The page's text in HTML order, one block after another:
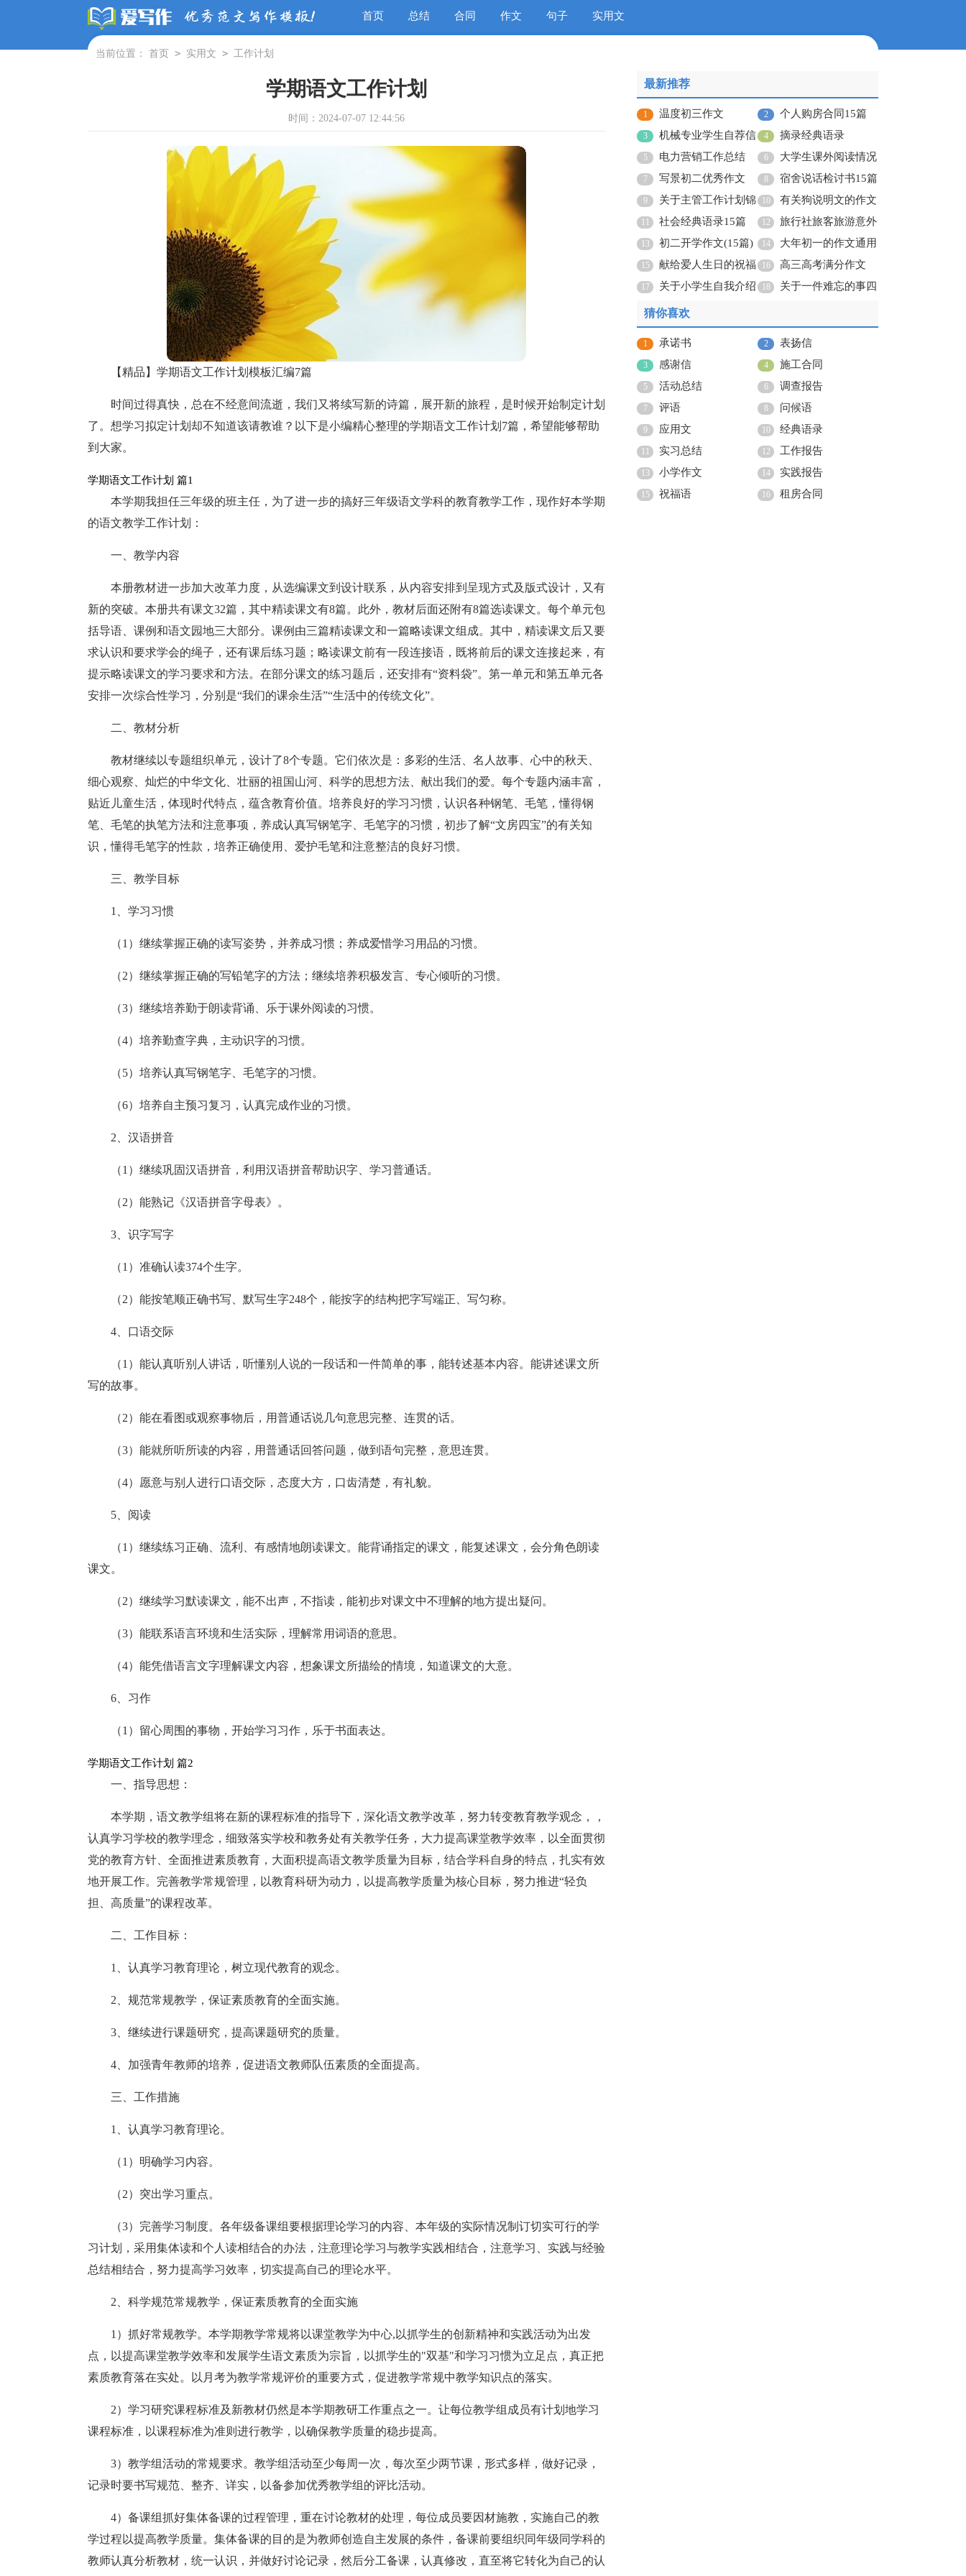
首页 总结 合同 作文 句子 实用文
当前位置： 首页 > 实用文 > 工作计划
学期语文工作计划
时间：2024-07-07 12:44:56
【精品】学期语文工作计划模板汇编7篇
时间过得真快，总在不经意间流逝，我们又将续写新的诗篇，展开新的旅程，是时候开始制定计划
了。想学习拟定计划却不知道该请教谁？以下是小编精心整理的学期语文工作计划7篇，希望能够帮助
到大家。
学期语文工作计划 篇1
本学期我担任三年级的班主任，为了进一步的搞好三年级语文学科的教育教学工作，现作好本学期
的语文教学工作计划：
一、教学内容
本册教材进一步加大改革力度，从选编课文到设计联系，从内容安排到呈现方式及版式设计，又有
新的突破。本册共有课文32篇，其中精读课文有8篇。此外，教材后面还附有8篇选读课文。每个单元包
括导语、课例和语文园地三大部分。课例由三篇精读课文和一篇略读课文组成。其中，精读课文后又要
求认识和要求学会的绳子，还有课后练习题；略读课文前有一段连接语，既将前后的课文连接起来，有
提示略读课文的学习要求和方法。在部分课文的练习题后，还安排有“资料袋”。第一单元和第五单元各
安排一次综合性学习，分别是“我们的课余生活”“生活中的传统文化”。
二、教材分析
教材继续以专题组织单元，设计了8个专题。它们依次是：多彩的生活、名人故事、心中的秋天、
细心观察、灿烂的中华文化、壮丽的祖国山河、科学的思想方法、献出我们的爱。每个专题内涵丰富，
贴近儿童生活，体现时代特点，蕴含教育价值。培养良好的学习习惯，认识各种钢笔、毛笔，懂得钢
笔、毛笔的执笔方法和注意事项，养成认真写钢笔字、毛笔字的习惯，初步了解“文房四宝”的有关知
识，懂得毛笔字的性款，培养正确使用、爱护毛笔和注意整洁的良好习惯。
三、教学目标
1、学习习惯
（1）继续掌握正确的读写姿势，并养成习惯；养成爱惜学习用品的习惯。
（2）继续掌握正确的写铅笔字的方法；继续培养积极发言、专心倾听的习惯。
（3）继续培养勤于朗读背诵、乐于课外阅读的习惯。
（4）培养勤查字典，主动识字的习惯。
（5）培养认真写钢笔字、毛笔字的习惯。
（6）培养自主预习复习，认真完成作业的习惯。
2、汉语拼音
（1）继续巩固汉语拼音，利用汉语拼音帮助识字、学习普通话。
（2）能熟记《汉语拼音字母表》。
3、识字写字
（1）准确认读374个生字。
（2）能按笔顺正确书写、默写生字248个，能按字的结构把字写端正、写匀称。
4、口语交际
（1）能认真听别人讲话，听懂别人说的一段话和一件简单的事，能转述基本内容。能讲述课文所
写的故事。
（2）能在看图或观察事物后，用普通话说几句意思完整、连贯的话。
（3）能就所听所读的内容，用普通话回答问题，做到语句完整，意思连贯。
（4）愿意与别人进行口语交际，态度大方，口齿清楚，有礼貌。
5、阅读
（1）继续练习正确、流利、有感情地朗读课文。能背诵指定的课文，能复述课文，会分角色朗读
课文。
（2）继续学习默读课文，能不出声，不指读，能初步对课文中不理解的地方提出疑问。
（3）能联系语言环境和生活实际，理解常用词语的意思。
（4）能凭借语言文字理解课文内容，想象课文所描绘的情境，知道课文的大意。
6、习作
（1）留心周围的事物，开始学习习作，乐于书面表达。
学期语文工作计划 篇2
一、指导思想：
本学期，语文教学组将在新的课程标准的指导下，深化语文教学改革，努力转变教育教学观念，，
认真学习学校的教学理念，细致落实学校和教务处有关教学任务，大力提高课堂教学效率，以全面贯彻
党的教育方针、全面推进素质教育，大面积提高语文教学质量为目标，结合学科自身的特点，扎实有效
地开展工作。完善教学常规管理，以教育科研为动力，以提高教学质量为核心目标，努力推进“轻负
担、高质量”的课程改革。
二、工作目标：
1、认真学习教育理论，树立现代教育的观念。
2、规范常规教学，保证素质教育的全面实施。
3、继续进行课题研究，提高课题研究的质量。
4、加强青年教师的培养，促进语文教师队伍素质的全面提高。
三、工作措施
1、认真学习教育理论。
（1）明确学习内容。
（2）突出学习重点。
（3）完善学习制度。各年级备课组要根据理论学习的内容、本年级的实际情况制订切实可行的学
习计划，采用集体读和个人读相结合的办法，注意理论学习与教学实践相结合，注意学习、实践与经验
总结相结合，努力提高学习效率，切实提高自己的理论水平。
2、科学规范常规教学，保证素质教育的全面实施
1）抓好常规教学。本学期教学常规将以课堂教学为中心,以抓学生的创新精神和实践活动为出发
点，以提高课堂教学效率和发展学生语文素质为宗旨，以抓学生的"双基"和学习习惯为立足点，真正把
素质教育落在实处。以月考为教学常规评价的重要方式，促进教学常规中教学知识点的落实。
2）学习研究课程标准及新教材仍然是本学期教研工作重点之一。让每位教学组成员有计划地学习
课程标准，以课程标准为准则进行教学，以确保教学质量的稳步提高。
3）教学组活动的常规要求。教学组活动至少每周一次，每次至少两节课，形式多样，做好记录，
记录时要书写规范、整齐、详实，以备参加优秀教学组的评比活动。
4）备课组抓好集体备课的过程管理，重在讨论教材的处理，每位成员要因材施教，实施自己的教
学过程以提高教学质量。集体备课的目的是为教师创造自主发展的条件，备课前要组织同年级同学科的
教师认真分析教材，统一认识，并做好讨论记录，然后分工备课，认真修改，直至将它转化为自己的认
最新推荐
1 温度初三作文 2 个人购房合同15篇
3
机械专业学生自荐信
15篇
4 摘录经典语录
5 电力营销工作总结 6
大学生课外阅读情况
调查报告
7 写景初二优秀作文 8 宿舍说话检讨书15篇
9
关于主管工作计划锦
集六篇
10
有关狗说明文的作文
集锦10篇
11 社会经典语录15篇 12
旅行社旅客旅游意外
保险合同
13 初二开学作文(15篇) 14
大年初一的作文通用
15篇
15
献给爱人生日的祝福
语
16 高三高考满分作文
17
关于小学生自我介绍
作文
18
关于一件难忘的事四
猜你喜欢
1 承诺书 2 表扬信
3 感谢信 4 施工合同
5 活动总结 6 调查报告
7 评语 8 问候语
9 应用文 10 经典语录
11 实习总结 12 工作报告
13 小学作文 14 实践报告
15 祝福语 16 租房合同